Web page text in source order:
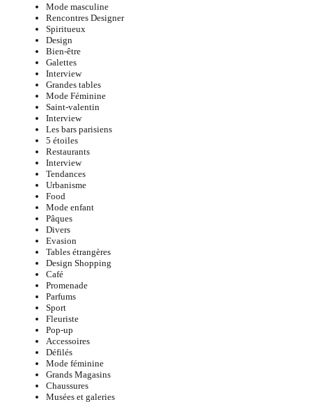
Mode masculine
Rencontres Designer
Spiritueux
Design
Bien-être
Galettes
Interview
Grandes tables
Mode Féminine
Saint-valentin
Interview
Les bars parisiens
5 étoiles
Restaurants
Interview
Tendances
Urbanisme
Food
Mode enfant
Pâques
Divers
Evasion
Tables étrangères
Design Shopping
Café
Promenade
Parfums
Sport
Fleuriste
Pop-up
Accessoires
Défilés
Mode féminine
Grands Magasins
Chaussures
Musées et galeries